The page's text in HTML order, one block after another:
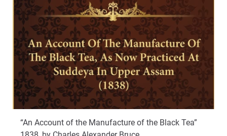
“An Account of the Manufacture of the Black Tea”